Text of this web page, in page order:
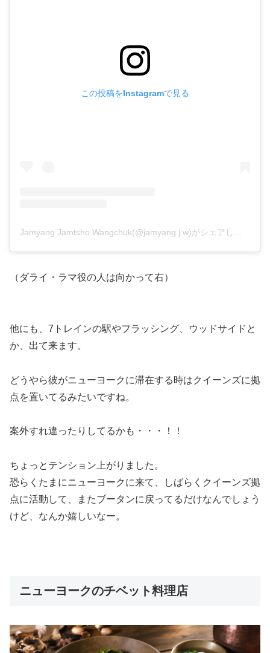
この投稿をInstagramで見る
Jamyang Jamtsho Wangchuk(@jamyang.j.w)がシェアした投稿
（ダライ・ラマ役の人は向かって右）
他にも、7トレインの駅やフラッシング、ウッドサイドと
か、出て来ます。
どうやら彼がニューヨークに滞在する時はクイーンズに拠
点を置いてるみたいですね。
案外すれ違ったりしてるかも・・・！！
ちょっとテンション上がりました。
恐らくたまにニューヨークに来て、しばらくクイーンズ拠
点に活動して、またブータンに戻ってるだけなんでしょう
けど、なんか嬉しいなー。
ニューヨークのチベット料理店